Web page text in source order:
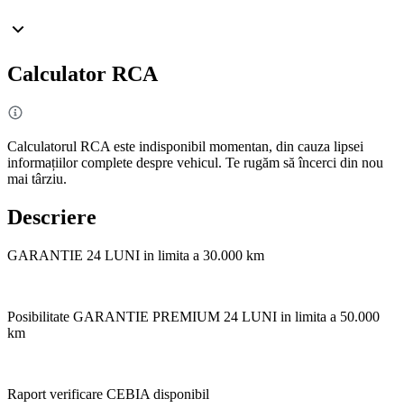
Calculator RCA
Calculatorul RCA este indisponibil momentan, din cauza lipsei
informațiilor complete despre vehicul. Te rugăm să încerci din nou
mai târziu.
Descriere
GARANTIE 24 LUNI in limita a 30.000 km
Posibilitate GARANTIE PREMIUM 24 LUNI in limita a 50.000
km
Raport verificare CEBIA disponibil